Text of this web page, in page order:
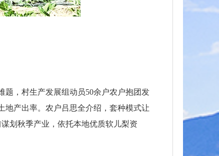
题，村生产发展组动员50余户农户抱团发
地产出率。农户吕思全介绍，套种模式让
划秋季产业，依托本地优质软儿梨资